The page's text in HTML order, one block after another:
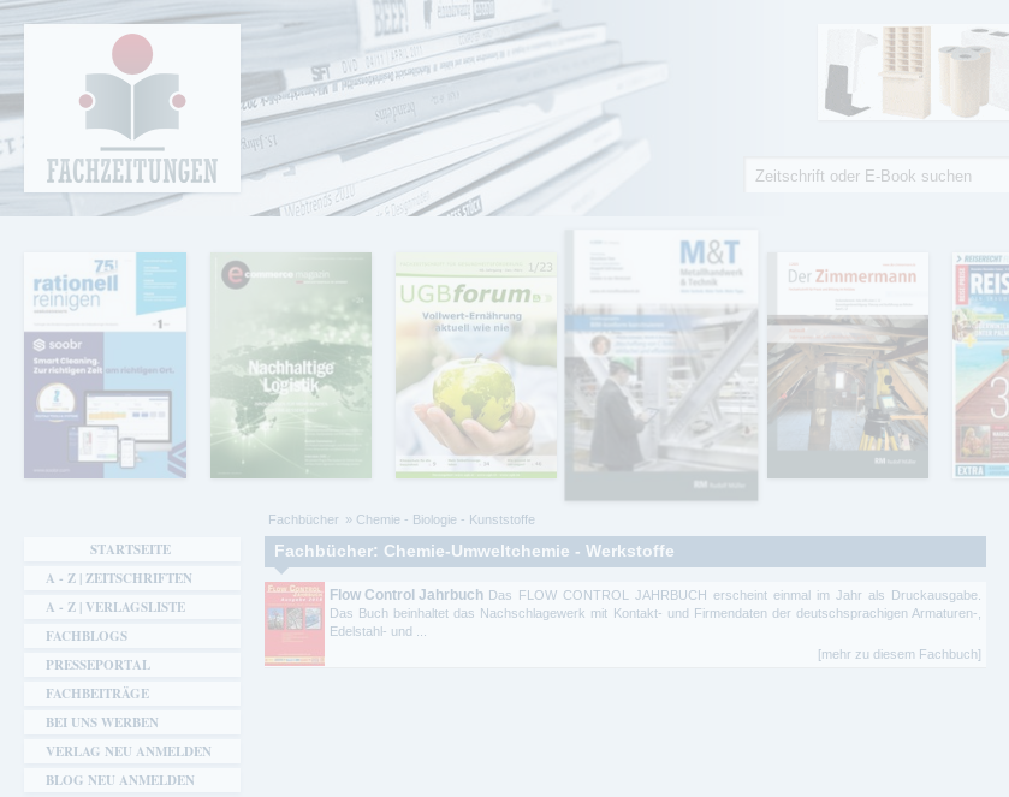
Fachzeitungen.de - Das unabhängige Portal
für Fachmagazine Fachpublikationen &
eBooks
Sie sind hier
Fachbücher Chemie - Biologie - Kunststoffe
Fachbücher: Chemie-Umweltchemie - Werkstoffe
Flow Control Jahrbuch Das FLOW CONTROL JAHRBUCH erscheint einmal im Jahr als Druckausgabe.
Das Buch beinhaltet das Nachschlagewerk mit Kontakt- und Firmendaten der deutschsprachigen Armaturen-,
Edelstahl- und ...
[mehr zu diesem Fachbuch]
STARTSEITE
A - Z | ZEITSCHRIFTEN
A - Z | VERLAGSLISTE
FACHBLOGS
PRESSEPORTAL
FACHBEITRÄGE
BEI UNS WERBEN
VERLAG NEU ANMELDEN
BLOG NEU ANMELDEN
Suchformular